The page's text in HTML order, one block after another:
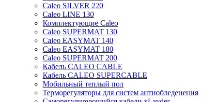
Caleo SILVER 220
Caleo LINE 130
Комплектующие Caleo
Caleo SUPERMAT 130
Caleo EASYMAT 140
Caleo EASYMAT 180
Caleo SUPERMAT 200
Кабель CALEO CABLE
Кабель CALEO SUPERCABLE
Мобильный теплый пол
Терморегуляторы для систем антиобледенения